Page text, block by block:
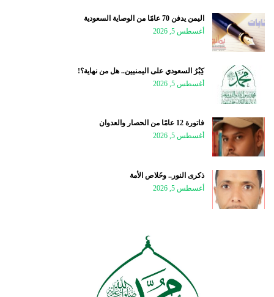
اليمن يدفن 70 عامًا من الوصاية السعودية
أغسطس 5, 2026
كِبْرُ السعودي على اليمنيين.. هل من نهاية؟!
أغسطس 5, 2026
فاتورة 12 عامًا من الحصار والعدوان
أغسطس 5, 2026
ذكرى النور.. وخَلاص الأمة
أغسطس 5, 2026